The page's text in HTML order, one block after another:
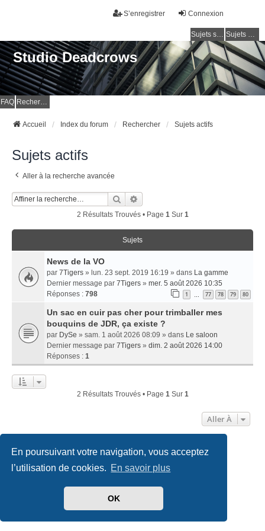
En poursuivant votre navigation, vous acceptez
l’utilisation de cookies. En savoir plus
OK
Connexion
S’enregistrer
Sujets sans réponse Sujets actifs
Studio Deadcrows
FAQ Rechercher
Accueil Index du forum Rechercher Sujets actifs
Sujets actifs
Aller à la recherche avancée
Rechercher
2 Résultats Trouvés • Page 1Sur 1
Sujets
News de la VO
par 7Tigers » lun. 23 sept. 2019 16:19 » dans La gamme
Dernier message par 7Tigers » mer. 5 août 2026 10:35
Réponses : 798 1 77 78 79 80
Un sac en cuir pas cher pour trimballer mes
bouquins de JDR, ça existe ?
par DySe » sam. 1 août 2026 08:09 » dans Le saloon
Dernier message par 7Tigers » dim. 2 août 2026 14:00
Réponses : 1
2 Résultats Trouvés • Page 1Sur 1
Aller À
Accueil Index du forum Nous contacter
phpBB-fr.com
created by INVENTEA & v12mike
Conditions